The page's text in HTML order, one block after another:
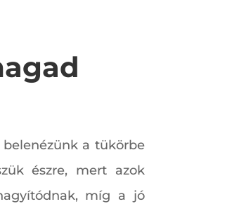
a tükörbe
észre, mert azok
míg a jó